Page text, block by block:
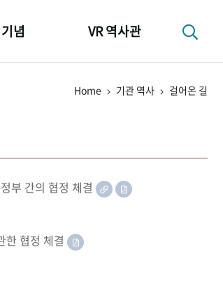
념 VR 역사관
Home 기관 역사 걸어온 길
부 간의 협정 체결
한 협정 체결